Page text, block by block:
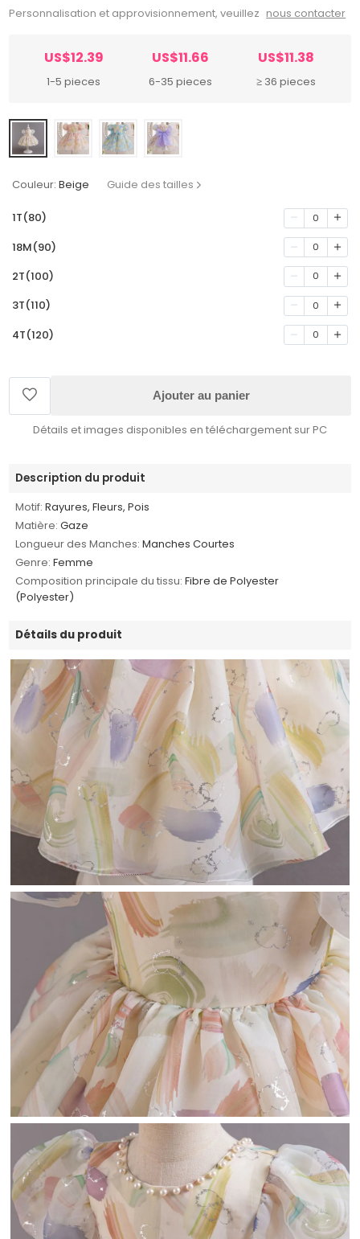
Personnalisation et approvisionnement, veuillez nous contacter
US$12.39
1-5 pieces
US$11.66
6-35 pieces
US$11.38
≥ 36 pieces
Couleur: Beige Guide des tailles
1T(80) 0
18M(90) 0
2T(100) 0
3T(110) 0
4T(120) 0
Ajouter au panier
Détails et images disponibles en téléchargement sur PC
Description du produit
Motif: Rayures, Fleurs, Pois
Matière: Gaze
Longueur des Manches: Manches Courtes
Genre: Femme
Composition principale du tissu: Fibre de Polyester
(Polyester)
Détails du produit